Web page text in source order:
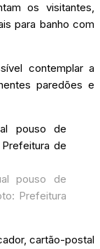
os visitantes,
para banho com
contemplar a
paredões e
pouso de
Prefeitura
cartão-postal